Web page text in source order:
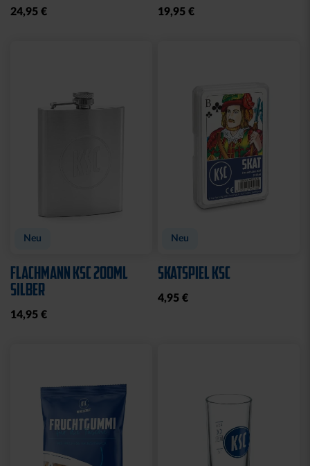
24,95 € 19,95 €
Neu
FLACHMANN KSC 200ML
SILBER
14,95 €
Neu
SKATSPIEL KSC
4,95 €